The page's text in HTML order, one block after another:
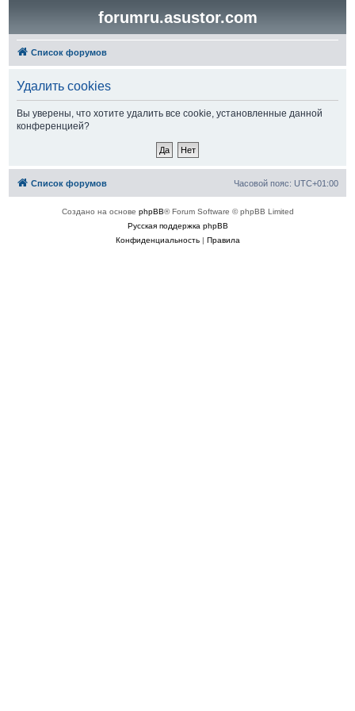
forumru.asustor.com
Список форумов
Удалить cookies
Вы уверены, что хотите удалить все cookie, установленные данной
конференцией?
Список форумов Часовой пояс: UTC+01:00
Создано на основе phpBB® Forum Software © phpBB Limited
Русская поддержка phpBB
Конфиденциальность| Правила